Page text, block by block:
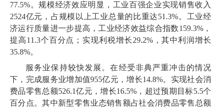
77.5%。规模经济效应明显，工业百强企业实现销售收入
2524亿元，占规模以上工业总量的比重达51.3%。工业经
济运行质量进一步提高，工业经济效益综合指数159.3%，
提高11.3个百分点；实现利税增长29.2%，其中利润增长
35.8%。
服务业保持较快发展。在经受非典严重冲击的情况
下，完成服务业增加值955亿元，增长14.8%。实现社会消
费品零售总额526.1亿元，增长16.5%，超过预期目标5.5个
百分点。其中新型零售业态销售额占社会消费品零售总额